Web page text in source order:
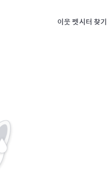
이웃 펫시터 찾기